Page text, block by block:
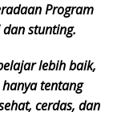
Program
stunting.
lebih baik,
tentang
cerdas, dan